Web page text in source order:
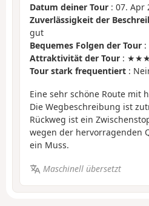
Datum deiner Tour : 07. Apr
Zuverlässigkeit der
gut
Bequemes Folgen der Tour
Attraktivität der Tour :
Tour stark frequentiert :
Eine sehr schöne Route mit
Die Wegbeschreibung ist
Rückweg ist ein
wegen der hervorragenden
ein Muss.
Maschinell übersetzt